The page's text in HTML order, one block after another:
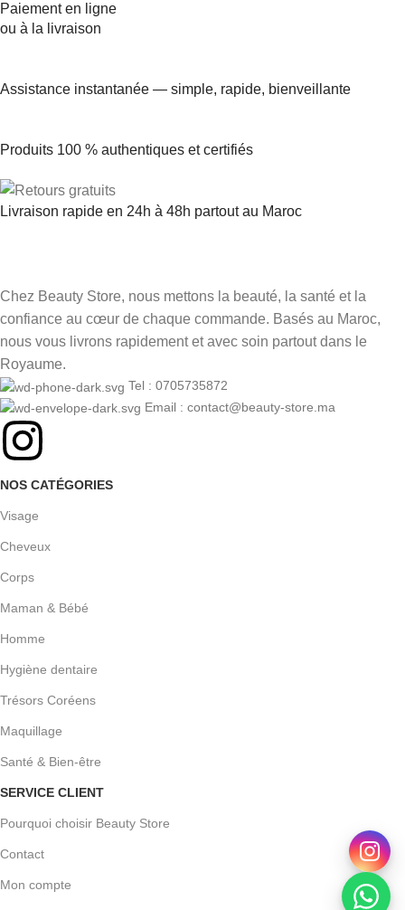
Paiement en ligne
ou à la livraison
Assistance instantanée — simple, rapide, bienveillante
Produits 100 % authentiques et certifiés
Livraison rapide en 24h à 48h partout au Maroc
Chez Beauty Store, nous mettons la beauté, la santé et la
confiance au cœur de chaque commande. Basés au Maroc,
nous vous livrons rapidement et avec soin partout dans le
Royaume.
Tel : 0705735872
Email : contact@beauty-store.ma
NOS CATÉGORIES
Visage
Cheveux
Corps
Maman & Bébé
Homme
Hygiène dentaire
Trésors Coréens
Maquillage
Santé & Bien-être
SERVICE CLIENT
Pourquoi choisir Beauty Store
Contact
Mon compte